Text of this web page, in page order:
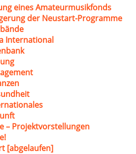
eines Amateurmusikfonds
der Neustart-Programme
International
– Projektvorstellungen
[abgelaufen]